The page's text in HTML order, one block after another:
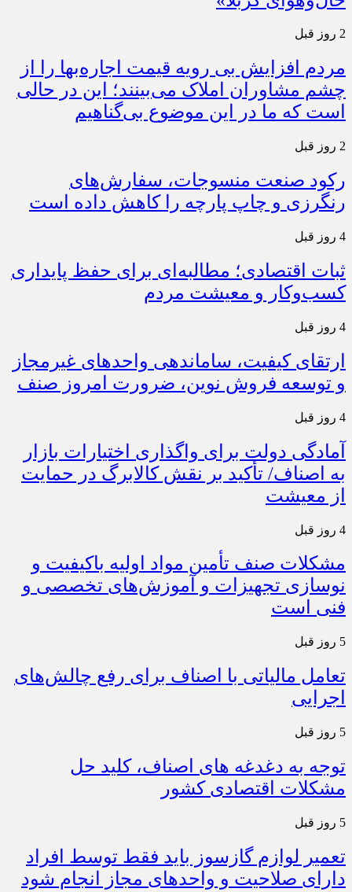
2 روز قبل
مردم افزایش بی رویه قیمت اجاره‌بها را از
چشم مشاوران املاک می‌بینند؛ این در حالی
است که ما در این موضوع بی‌گناهیم
2 روز قبل
رکود صنعت منسوجات، سفارش‌های
رنگرزی و چاپ پارچه را کاهش داده است
4 روز قبل
ثبات اقتصادی؛ مطالبه‌ای برای حفظ پایداری
کسب‌وکار و معیشت مردم
4 روز قبل
ارتقای کیفیت، ساماندهی واحدهای غیرمجاز
و توسعه فروش نوین، ضرورت امروز صنف
4 روز قبل
آمادگی دولت برای واگذاری اختیارات بازار
به اصناف/ تأکید بر نقش کالابرگ در حمایت
از معیشت
4 روز قبل
مشکلات صنف تأمین مواد اولیه باکیفیت و
نوسازی تجهیزات و آموزش‌های تخصصی و
فنی است
5 روز قبل
تعامل مالیاتی با اصناف برای رفع چالش‌های
اجرایی
5 روز قبل
توجه به دغدغه های اصناف، کلید حل
مشکلات اقتصادی کشور
5 روز قبل
تعمیر لوازم گازسوز باید فقط توسط افراد
دارای صلاحیت و واحدهای مجاز انجام شود